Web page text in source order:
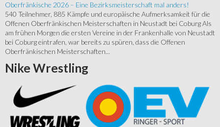
Oberfränkische 2026 – Eine Bezirksmeisterschaft mal anders!
540 Teilnehmer, 885 Kämpfe und europäische Aufmerksamkeit für die
Offenen Oberfränkischen Meisterschaften in Neustadt bei Coburg Als
am frühen Morgen die ersten Vereine in der Frankenhalle von Neustadt
bei Coburg eintrafen, war bereits zu spüren, dass die Offenen
Oberfränkischen Meisterschaften...
Nike Wrestling